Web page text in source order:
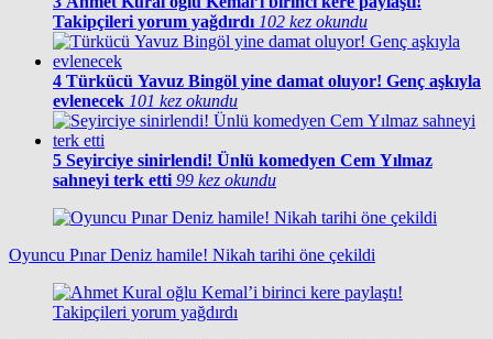
Takipçileri yorum yağdırdı 102 kez okundu
4 Türkücü Yavuz Bingöl yine damat oluyor! Genç aşkıyla
evlenecek 101 kez okundu
5 Seyirciye sinirlendi! Ünlü komedyen Cem Yılmaz
sahneyi terk etti 99 kez okundu
Oyuncu Pınar Deniz hamile! Nikah tarihi öne çekildi